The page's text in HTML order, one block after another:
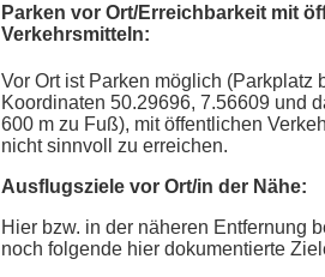
Parken vor Ort/Erreichbarkeit mit
Verkehrsmitteln:
Vor Ort ist Parken möglich (Parkplatz
Koordinaten 50.29696, 7.56609 und
600 m zu Fuß), mit öffentlichen
nicht sinnvoll zu erreichen.
Ausflugsziele vor Ort/in der Nähe:
Hier bzw. in der näheren Entfernung
noch folgende hier dokumentierte